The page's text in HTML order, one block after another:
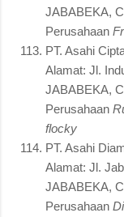
JABABEKA,
Perusahaan
PT. Asahi
Alamat: Jl.
JABABEKA,
Perusahaan
flocky
PT. Asahi
Alamat: Jl.
JABABEKA,
Perusahaan